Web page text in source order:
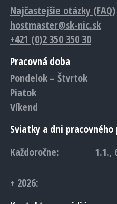
Najčastejšie otázky (FAQ)
hostmaster@sk-nic.sk
+421 (0)2 350 350 30
Pracovná doba
Pondelok – Štvrtok
Piatok
Víkend
Sviatky a dni pracovného
Každoročne:
1.1.,
+ 2026: